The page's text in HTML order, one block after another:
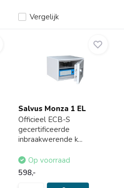
Vergelijk
Salvus Monza 1 EL
Officieel ECB-S
gecertificeerde
inbraakwerende k...
Op voorraad
598,-